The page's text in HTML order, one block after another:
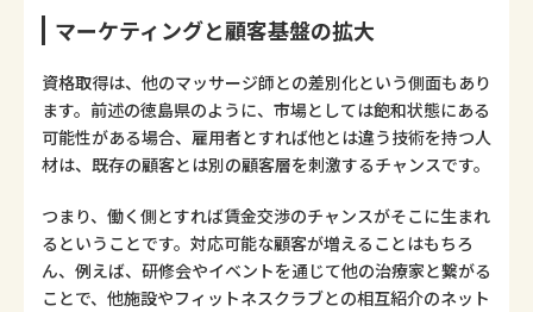
マーケティングと顧客基盤の拡大
資格取得は、他のマッサージ師との差別化という側面もあり
ます。前述の徳島県のように、市場としては飽和状態にある
可能性がある場合、雇用者とすれば他とは違う技術を持つ人
材は、既存の顧客とは別の顧客層を刺激するチャンスです。
つまり、働く側とすれば賃金交渉のチャンスがそこに生まれ
るということです。対応可能な顧客が増えることはもちろ
ん、例えば、研修会やイベントを通じて他の治療家と繋がる
ことで、他施設やフィットネスクラブとの相互紹介のネット